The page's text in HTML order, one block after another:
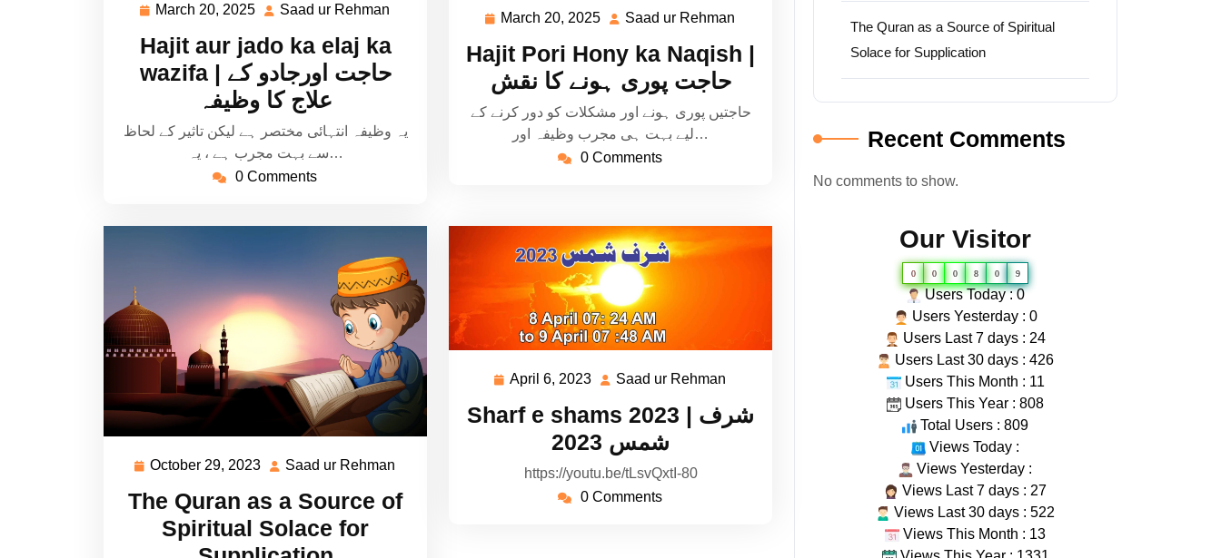
March 20, 2025 March
2025
Saad ur Rehman
Rehman
Hajit aur jado ka elaj ka
wazifa | حاجت اورجادو کے
علاج کا وظیفہ
یہ وظیفہ انتہائی مختصر ہے لیکن تاثیر کے لحاظ
سے بہت مجرب ہے ، یہ…
0 Comments
March 20, 2025 March
2025
Saad ur Rehman
Rehman
Hajit Pori Hony ka Naqish |
حاجت پوری ہونے کا نقش
حاجتیں پوری ہونے اور مشکلات کو دور کرنے کے
لیے بہت ہی مجرب وظیفہ اور…
0 Comments
October 29, 2023 October
2023
Saad ur Rehman
Rehman
The Quran as a Source of
Spiritual Solace for
April 6, 2023 April
2023
Saad ur Rehman
Rehman
Sharf e shams 2023 | شرف
شمس 2023
https://youtu.be/tLsvQxtI-80
0 Comments
The Quran as a Source of Spiritual
Solace for Supplication
Recent Comments
No comments to show.
Our Visitor
0 0 0 8 0 9
Users Today : 0
Users Yesterday : 0
Users Last 7 days : 24
Users Last 30 days : 426
Users This Month : 11
Users This Year : 808
Total Users : 809
Views Today :
Views Yesterday :
Views Last 7 days : 27
Views Last 30 days : 522
Views This Month : 13